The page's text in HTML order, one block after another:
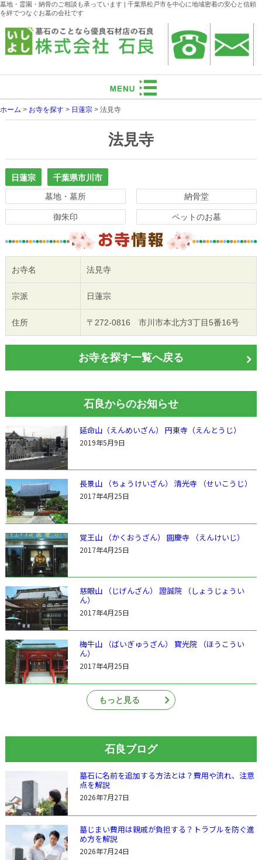
墓地・霊園・納骨のご相談も承っています | 千葉県松戸市を中心に地域密着の安心と信頼
を絆でつなぐお墓の会社です
ホーム > お寺を探す > 日蓮宗 > 法見寺
法見寺
日蓮宗
千葉県市川市
墓地・墓所
納骨堂
御朱印 ペットのお墓
お寺名 法見寺
宗派 日蓮宗
住所 〒272-0816 市川市本北方3丁目5番16号
お寺を探す一覧へ戻る
石良からのお知らせ
延命山（えんめいざん） 円東寺（えんとうじ）
2019年5月9日
長景山 （ちょうけいざん） 清光寺 （せいこうじ）
2017年4月25日
覚王山 （かくおうざん） 圓慶寺 （えんけいじ）
2017年4月25日
慈眼山 （じげんざん） 證誠院 （しょうじょうい
ん）
2017年4月25日
梅牛山 （ばいぎゅうざん） 寳光院 （ほうこうい
ん）
2017年4月25日
もっと見る
石良ブログ
墓石に名前を追加する方法とは？費用や流れ、注意
点を解説
2026年7月27日
墓じまい費用は親戚が負担する？トラブルを防ぐ進
め方を解説
2026年7月24日